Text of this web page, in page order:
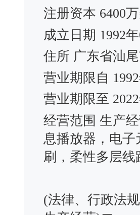
注册资本 6400
成立日期 1992
住所 广东省汕
营业期限自
营业期限至
经营范围 生产
息播放器，电
刷，柔性多层
(法律、行政法